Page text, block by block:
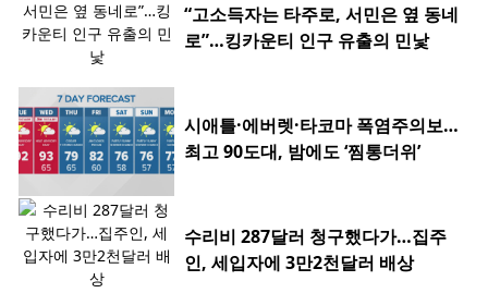
“고소득자는 타주로, 서민은 옆 동네
로”…킹카운티 인구 유출의 민낯
시애틀·에버렛·타코마 폭염주의보…
최고 90도대, 밤에도 ‘찜통더위’
수리비 287달러 청구했다가…집주
인, 세입자에 3만2천달러 배상